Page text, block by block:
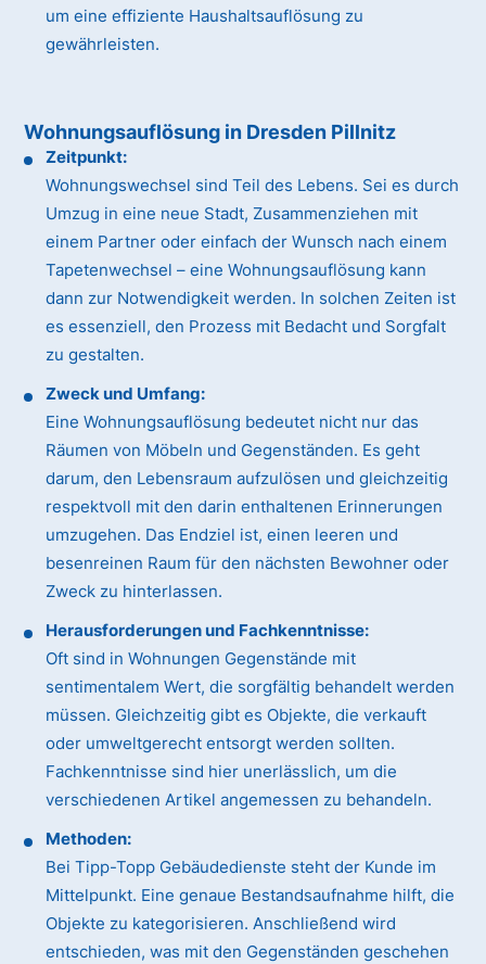
um eine effiziente Haushaltsauflösung zu
gewährleisten.
Wohnungsauflösung in Dresden Pillnitz
Zeitpunkt:
Wohnungswechsel sind Teil des Lebens. Sei es durch
Umzug in eine neue Stadt, Zusammenziehen mit
einem Partner oder einfach der Wunsch nach einem
Tapetenwechsel – eine Wohnungsauflösung kann
dann zur Notwendigkeit werden. In solchen Zeiten ist
es essenziell, den Prozess mit Bedacht und Sorgfalt
zu gestalten.
Zweck und Umfang:
Eine Wohnungsauflösung bedeutet nicht nur das
Räumen von Möbeln und Gegenständen. Es geht
darum, den Lebensraum aufzulösen und gleichzeitig
respektvoll mit den darin enthaltenen Erinnerungen
umzugehen. Das Endziel ist, einen leeren und
besenreinen Raum für den nächsten Bewohner oder
Zweck zu hinterlassen.
Herausforderungen und Fachkenntnisse:
Oft sind in Wohnungen Gegenstände mit
sentimentalem Wert, die sorgfältig behandelt werden
müssen. Gleichzeitig gibt es Objekte, die verkauft
oder umweltgerecht entsorgt werden sollten.
Fachkenntnisse sind hier unerlässlich, um die
verschiedenen Artikel angemessen zu behandeln.
Methoden:
Bei Tipp-Topp Gebäudedienste steht der Kunde im
Mittelpunkt. Eine genaue Bestandsaufnahme hilft, die
Objekte zu kategorisieren. Anschließend wird
entschieden, was mit den Gegenständen geschehen